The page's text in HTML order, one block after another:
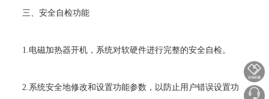
三、安全自检功能
1.电磁加热器开机，系统对软硬件进行完整的安全自检。
2.系统安全地修改和设置功能参数，以防止用户错误设置功